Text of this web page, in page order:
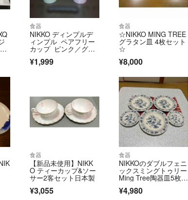
食器
NIKKO ディンプルデ
ィンプル ペアフリー
カップ ピンク／グリ
¥1,999
食器
☆NIKKO MING TREE
グラタン皿 4枚セット
☆
¥8,000
食器
【新品未使用】NIKK
O ティーカップ&ソー
サー2客セット日本製
¥3,055
食器
NIKKOのダブルフェニ
ックスミングトゥリー
Ming Tree陶器皿5枚セ
ット
¥4,980